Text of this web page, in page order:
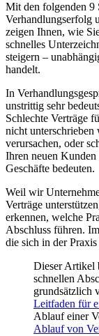
Mit den folgenden 9
Verhandlungserfolg
zeigen Ihnen, wie
schnelles
steigern –
handelt.
In
unstrittig sehr
Schlechte Verträge
nicht unterschrieben
verursachen, oder
Ihren neuen
Geschäfte bedeuten.
Weil wir
Verträge
erkennen, welche
Abschluss führen.
die sich in der
Dieser Artikel
schnellen
grundsätzlich
Leitfaden für
Ablauf einer
Ablauf von